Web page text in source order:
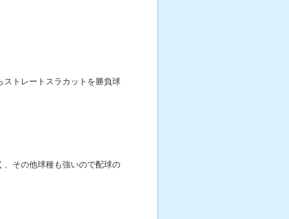
ストレートスラカットを勝負球
、その他球種も強いので配球の